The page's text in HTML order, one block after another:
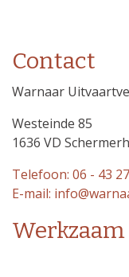
Contact
Warnaar
Westeinde 85
1636 VD
Telefoon: 06 - 43
E-mail: